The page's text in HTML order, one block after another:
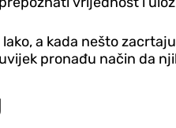
a kada nešto
pronađu način da